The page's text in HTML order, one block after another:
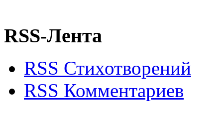
RSS-Лента
RSS Стихотворений
RSS Комментариев